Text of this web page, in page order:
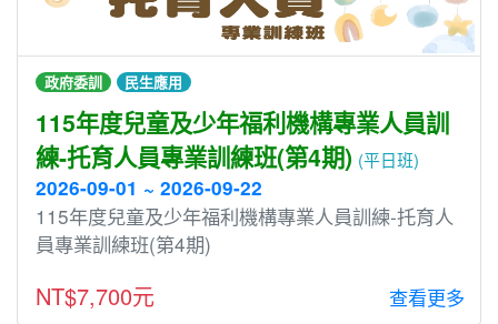
政府委訓 民生應用
115年度兒童及少年福利機構專業人員訓
練-托育人員專業訓練班(第4期) (平日班)
2026-09-01 ~ 2026-09-22
115年度兒童及少年福利機構專業人員訓練-托育人
員專業訓練班(第4期)
NT$7,700元 查看更多